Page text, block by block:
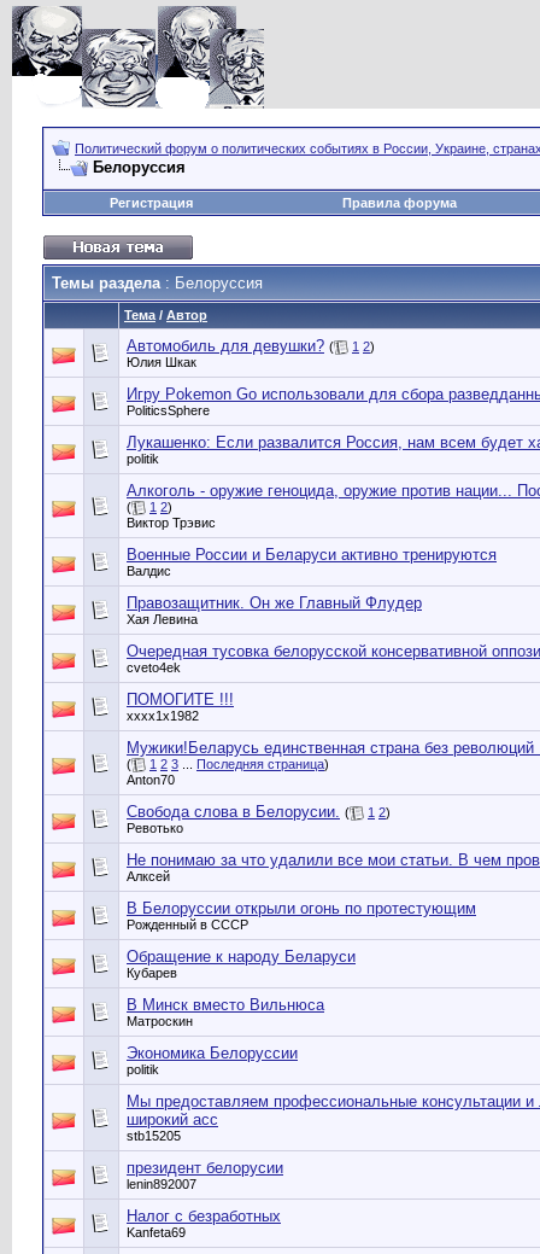
Политический форум о политических событиях в России, Украине,
Белоруссия
Регистрация Правила форума
Темы раздела: Белоруссия
Тема / Автор
Автомобиль для девушки? ( 1 2)
Юлия Шкак
Игру Pokemon Go использовали для сбора
PoliticsSphere
Лукашенко: Если развалится Россия, нам всем будет
politik
Алкоголь - оружие геноцида, оружие против нации...
( 1 2)
Виктор Трэвис
Военные России и Беларуси активно тренируются
Валдис
Правозащитник. Он же Главный Флудер
Хая Левина
Очередная тусовка белорусской консервативной
cveto4ek
ПОМОГИТЕ !!!
xxxx1x1982
Мужики!Беларусь единственная страна без
( 1 2 3 Последняя страница)
Anton70
Свобода слова в Белорусии. ( 1 2)
Ревотько
Не понимаю за что удалили все мои статьи. В чем
Алксей
В Белоруссии открыли огонь по протестующим
Рожденный в СССР
Обращение к народу Беларуси
Кубарев
В Минск вместо Вильнюса
Матроскин
Экономика Белоруссии
politik
Мы предоставляем профессиональные консультации
широкий асс
stb15205
президент белорусии
lenin892007
Налог с безработных
Kanfeta69